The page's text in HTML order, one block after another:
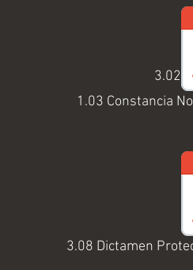
1.03 Constancia
3.02
3.08 Dictamen